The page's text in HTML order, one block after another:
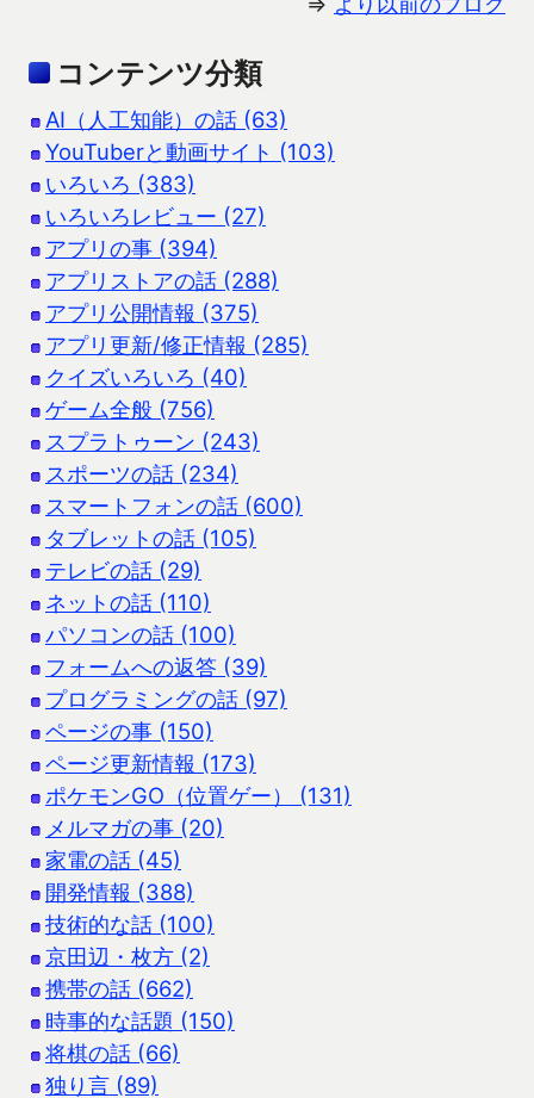
コンテンツ分類
AI（人工知能）の話 (63)
YouTuberと動画サイト (103)
いろいろ (383)
いろいろレビュー (27)
アプリの事 (394)
アプリストアの話 (288)
アプリ公開情報 (375)
アプリ更新/修正情報 (285)
クイズいろいろ (40)
ゲーム全般 (756)
スプラトゥーン (243)
スポーツの話 (234)
スマートフォンの話 (600)
タブレットの話 (105)
テレビの話 (29)
ネットの話 (110)
パソコンの話 (100)
フォームへの返答 (39)
プログラミングの話 (97)
ページの事 (150)
ページ更新情報 (173)
ポケモンGO（位置ゲー） (131)
メルマガの事 (20)
家電の話 (45)
開発情報 (388)
技術的な話 (100)
京田辺・枚方 (2)
携帯の話 (662)
時事的な話題 (150)
将棋の話 (66)
独り言 (89)